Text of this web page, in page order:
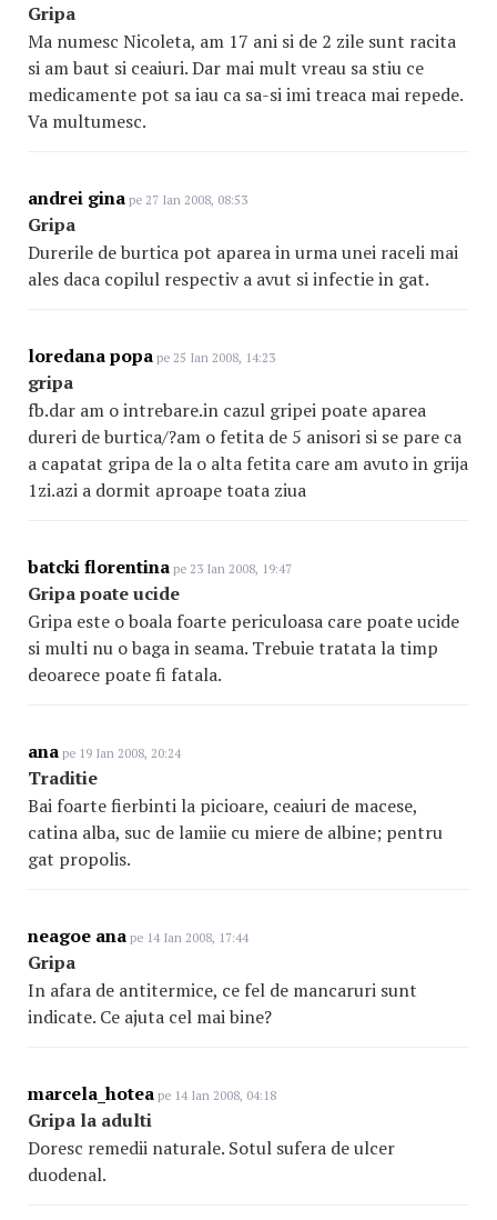
Gripa
Ma numesc Nicoleta, am 17 ani si de 2 zile sunt racita
si am baut si ceaiuri. Dar mai mult vreau sa stiu ce
medicamente pot sa iau ca sa-si imi treaca mai repede.
Va multumesc.
andrei gina pe 27 Ian 2008, 08:53
Gripa
Durerile de burtica pot aparea in urma unei raceli mai
ales daca copilul respectiv a avut si infectie in gat.
loredana popa pe 25 Ian 2008, 14:23
gripa
fb.dar am o intrebare.in cazul gripei poate aparea
dureri de burtica/?am o fetita de 5 anisori si se pare ca
a capatat gripa de la o alta fetita care am avuto in grija
1zi.azi a dormit aproape toata ziua
batcki florentina pe 23 Ian 2008, 19:47
Gripa poate ucide
Gripa este o boala foarte periculoasa care poate ucide
si multi nu o baga in seama. Trebuie tratata la timp
deoarece poate fi fatala.
ana pe 19 Ian 2008, 20:24
Traditie
Bai foarte fierbinti la picioare, ceaiuri de macese,
catina alba, suc de lamiie cu miere de albine; pentru
gat propolis.
neagoe ana pe 14 Ian 2008, 17:44
Gripa
In afara de antitermice, ce fel de mancaruri sunt
indicate. Ce ajuta cel mai bine?
marcela_hotea pe 14 Ian 2008, 04:18
Gripa la adulti
Doresc remedii naturale. Sotul sufera de ulcer
duodenal.